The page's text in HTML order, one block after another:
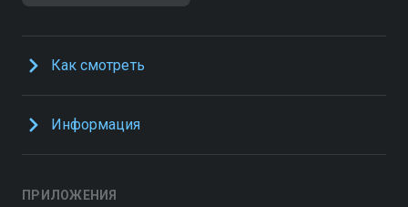
Как смотреть
Информация
ПРИЛОЖЕНИЯ